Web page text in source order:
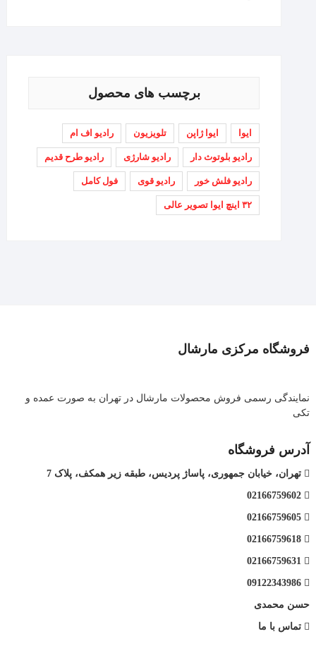
برچسب های محصول
ایوا ایوا ژاپن تلویزیون رادیو اف ام
رادیو بلوتوث دار رادیو شارژی رادیو طرح قدیم
رادیو فلش خور رادیو قوی فول کامل
۳۲ اینچ ایوا تصویر عالی
فروشگاه مرکزی مارشال
نمایندگی رسمی فروش محصولات مارشال در تهران به صورت عمده و
تکی
آدرس فروشگاه
تهران، خیابان جمهوری، پاساژ پردیس، طبقه زیر همکف، پلاک 7
حسن محمدی
تماس با ما